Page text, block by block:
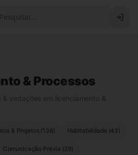
Pesquisar...
& Processos
vedações em licenciamento &
& Projetos (138) Habitabilidade (43)
Comunicação Prévia (29)